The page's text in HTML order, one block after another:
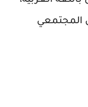
المجتمعي